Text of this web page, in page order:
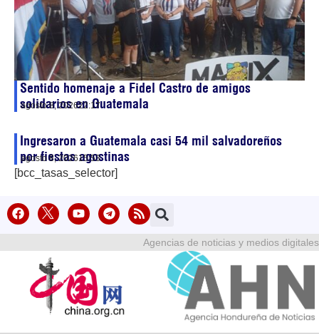
Sentido homenaje a Fidel Castro de amigos
solidarios en Guatemala
agosto 8, 202622:17
Ingresaron a Guatemala casi 54 mil salvadoreños
por fiestas agostinas
agosto 8, 202615:53
[bcc_tasas_selector]
Agencias de noticias y medios digitales